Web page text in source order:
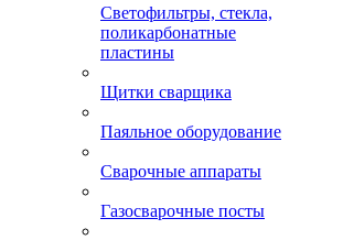
Светофильтры, стекла,
поликарбонатные
пластины
Щитки сварщика
Паяльное оборудование
Сварочные аппараты
Газосварочные посты